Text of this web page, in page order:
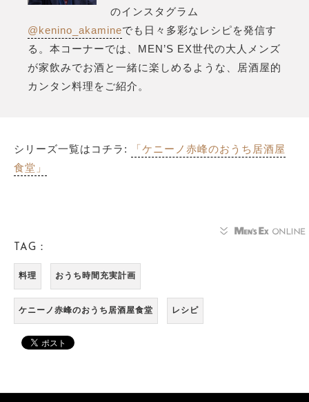
のインスタグラム
@kenino_akamineでも日々多彩なレシピを発信す
る。本コーナーでは、MEN’S EX世代の大人メンズ
が家飲みでお酒と一緒に楽しめるような、居酒屋的
カンタン料理をご紹介。
シリーズ一覧はコチラ:
「ケニーノ赤峰のおうち居酒屋
食堂」
TAG：
料理 おうち時間充実計画
ケニーノ赤峰のおうち居酒屋食堂 レシピ